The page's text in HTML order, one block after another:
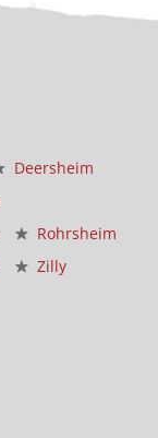
Deersheim
Rohrsheim
Zilly